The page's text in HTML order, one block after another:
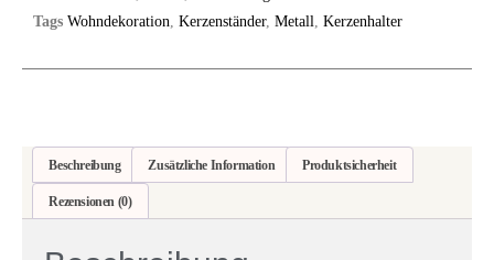
Tags Wohndekoration Kerzenständer, Metall Kerzenhalter
Beschreibung Zusätzliche Information Produktsicherheit
Rezensionen (0)